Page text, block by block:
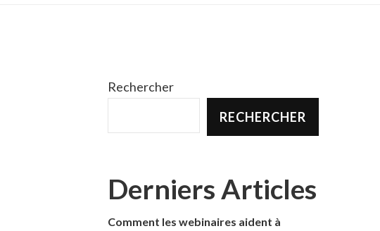
Rechercher
RECHERCHER
Derniers Articles
Comment les webinaires aident à